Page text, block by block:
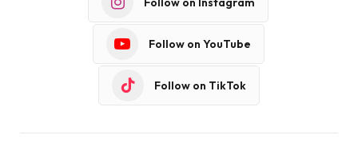
Follow on YouTube
Follow on TikTok